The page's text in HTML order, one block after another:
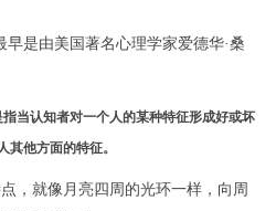
早是由美国著名心理学家爱德华·桑
当认知者对一个人的某种特征形成好或坏
其他方面的特征。
，就像月亮四周的光环一样，向周